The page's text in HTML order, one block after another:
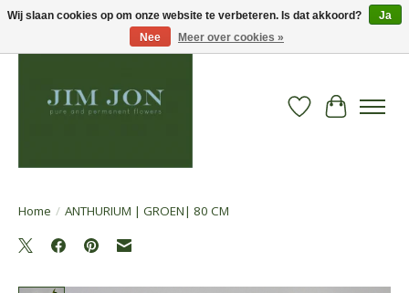
Verlanglijst
Home / ANTHURIUM | GROEN| 80 CM
Wij slaan cookies op om onze website te verbeteren. Is dat akkoord?
Ja
Nee
Meer over cookies »